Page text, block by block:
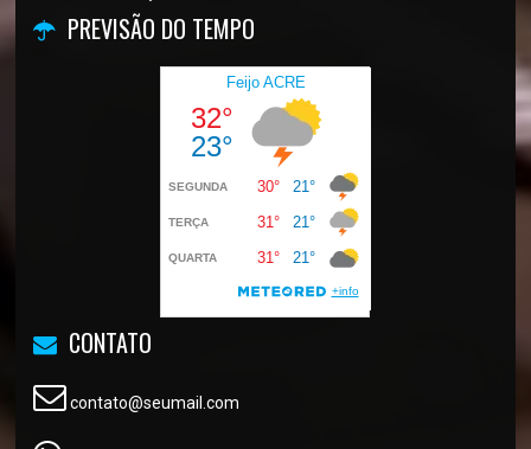
PREVISÃO DO TEMPO
CONTATO
contato@seumail.com